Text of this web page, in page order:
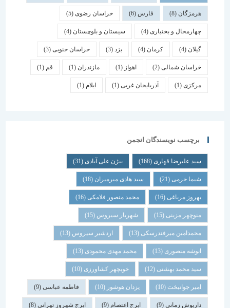
هرمزگان(8) فارس خراسان رضوی(5)
چهارمحال و بختیاری (4) سیستان و بلوچستان(4)
کرمان یزد خراسان جنوبی(3)
خراسان شمالی(2) اهواز مازندران(1) قم
(1) آذربایجان غربی(1) ایلام
برچسب نویسندگان انجمن
سید علیرضا قهاری(168) بیژن علی آبادی(31)
شیما خرمی(21) سید هادی میرمیران(18)
بهروز مرباغی (16) محمد منصور فلامکی (16)
منوچهر مزینی(15) شهریار سیروس(15)
محمدامین میرفندرسکی(13) اردشیر سیروس(13)
انوشه منصوری(13) محمد مهدی محمودی(13)
سید محمد بهشتی(12) خوبچهر کشاورزی(10)
امیر جوانبخت(10) یزدان هوشور(10) فاطمه عباسی(9)
داریوش زمانی(9) ایرج اعتصام(9) ایرج شهروز تهرانی(8)